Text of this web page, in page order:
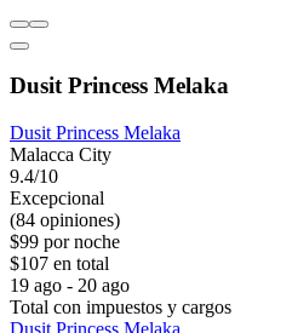
Dusit Princess Melaka
Dusit Princess Melaka
Malacca City
9.4/10
Excepcional
(84 opiniones)
$99 por noche
$107 en total
19 ago - 20 ago
Total con impuestos y cargos
Dusit Princess Melaka